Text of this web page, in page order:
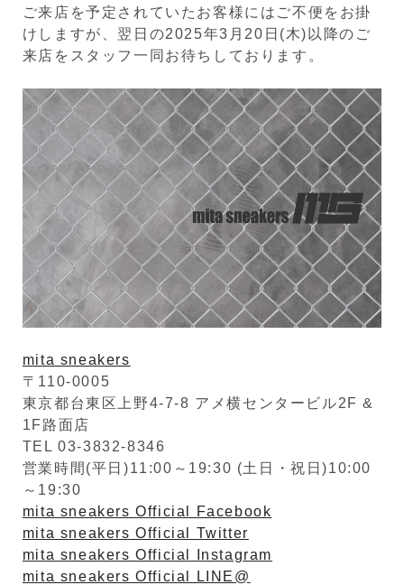
ご来店を予定されていたお客様にはご不便をお掛
けしますが、翌日の2025年3月20日(木)以降のご
来店をスタッフ一同お待ちしております。
mita sneakers
〒110-0005
東京都台東区上野4-7-8 アメ横センタービル2F &
1F路面店
TEL 03-3832-8346
営業時間(平日)11:00～19:30 (土日・祝日)10:00
～19:30
mita sneakers Official Facebook
mita sneakers Official Twitter
mita sneakers Official Instagram
mita sneakers Official LINE@